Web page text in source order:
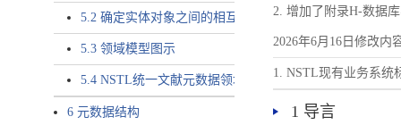
5.2 确定实体对象之间的相互关系，定义实体对象之间的
5.3 领域模型图示
5.4 NSTL统一文献元数据领域模型的验证
6 元数据结构
2. 增加了附录H-数据
2026年6月16日修改内
1. NSTL现有业务系统
1 导言